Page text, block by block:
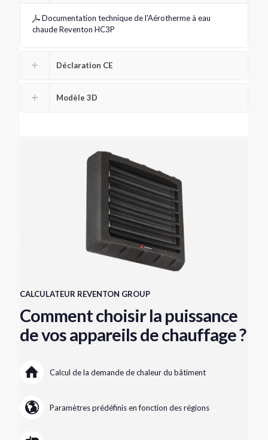
Documentation technique de l'Aérotherme à eau
chaude Reventon HC3P
Déclaration CE
Modèle 3D
CALCULATEUR REVENTON GROUP
Comment choisir la puissance
de vos appareils de chauffage ?
Calcul de la demande de chaleur du bâtiment
Paramètres prédéfinis en fonction des régions